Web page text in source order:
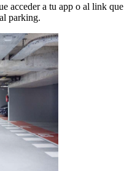
acceder a tu app o al link que
parking.